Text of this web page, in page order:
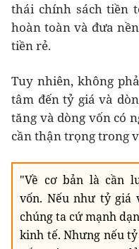
thái chính sách tiền
hoàn toàn và đưa
tiền rẻ.
Tuy nhiên, không
tâm đến tỷ giá và
tăng và dòng vốn có
cần thận trọng trong
"Về cơ bản là cần
vốn. Nếu như tỷ
chúng ta cứ mạnh
kinh tế. Nhưng nếu